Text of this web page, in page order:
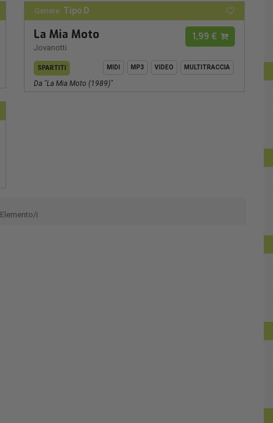
Genere: Tipo D
La Mia Moto
Jovanotti
1,99 €
SPARTITI MIDI MP3 VIDEO MULTITRACCIA
Da "la Mia Moto (1989)"
Elemento/i